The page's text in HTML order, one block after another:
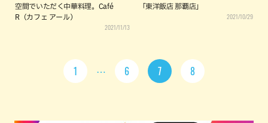
空間でいただく中華料理。Café
R（カフェ アール）
2021/11/13
「東洋飯店 那覇店」
2021/10/29
1 6 7 8